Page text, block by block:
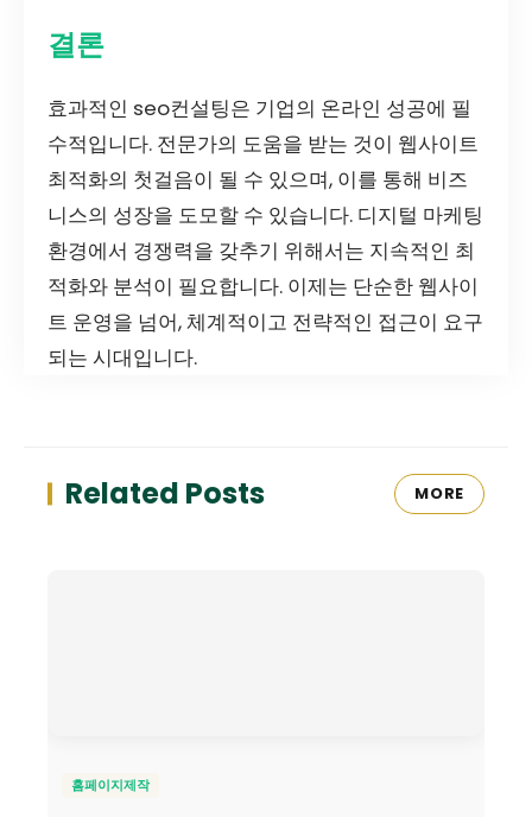
결론
효과적인 seo컨설팅은 기업의 온라인 성공에 필
수적입니다. 전문가의 도움을 받는 것이 웹사이트
최적화의 첫걸음이 될 수 있으며, 이를 통해 비즈
니스의 성장을 도모할 수 있습니다. 디지털 마케팅
환경에서 경쟁력을 갖추기 위해서는 지속적인 최
적화와 분석이 필요합니다. 이제는 단순한 웹사이
트 운영을 넘어, 체계적이고 전략적인 접근이 요구
되는 시대입니다.
Related Posts MORE
홈페이지제작